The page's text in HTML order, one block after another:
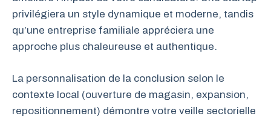
privilégiera un style dynamique et moderne, tandis
qu’une entreprise familiale appréciera une
approche plus chaleureuse et authentique.
La personnalisation de la conclusion selon le
contexte local (ouverture de magasin, expansion,
repositionnement) démontre votre veille sectorielle